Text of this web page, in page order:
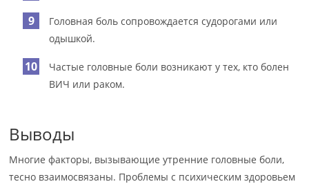
Головная боль сопровождается судорогами или
одышкой.
Частые головные боли возникают у тех, кто болен
ВИЧ или раком.
Выводы
Многие факторы, вызывающие утренние головные боли,
тесно взаимосвязаны. Проблемы с психическим здоровьем